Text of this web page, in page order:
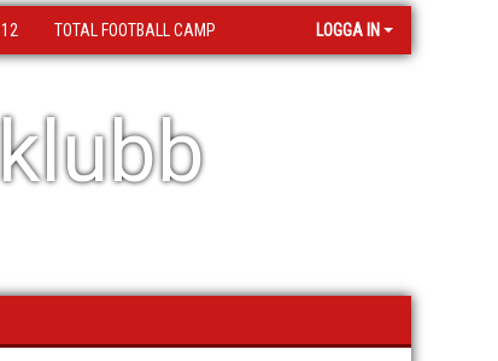
TOTAL FOOTBALL CAMP LOGGA IN